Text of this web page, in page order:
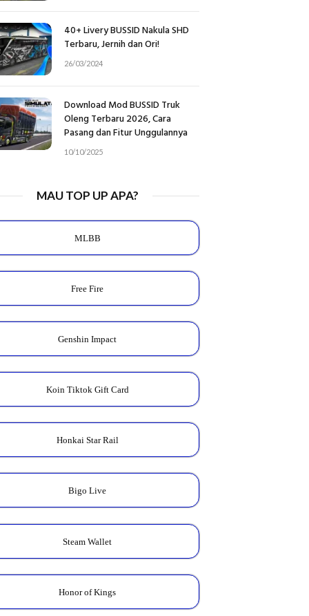
40+ Livery BUSSID Nakula SHD
Terbaru, Jernih dan Ori!
26/03/2024
Download Mod BUSSID Truk
Oleng Terbaru 2026, Cara
Pasang dan Fitur Unggulannya
10/10/2025
MAU TOP UP APA?
MLBB
Free Fire
Genshin Impact
Koin Tiktok Gift Card
Honkai Star Rail
Bigo Live
Steam Wallet
Honor of Kings